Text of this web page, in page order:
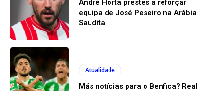
André Horta prestes a reforçar
equipa de José Peseiro na Arábia
Saudita
Atualidade
Más notícias para o Benfica? Real